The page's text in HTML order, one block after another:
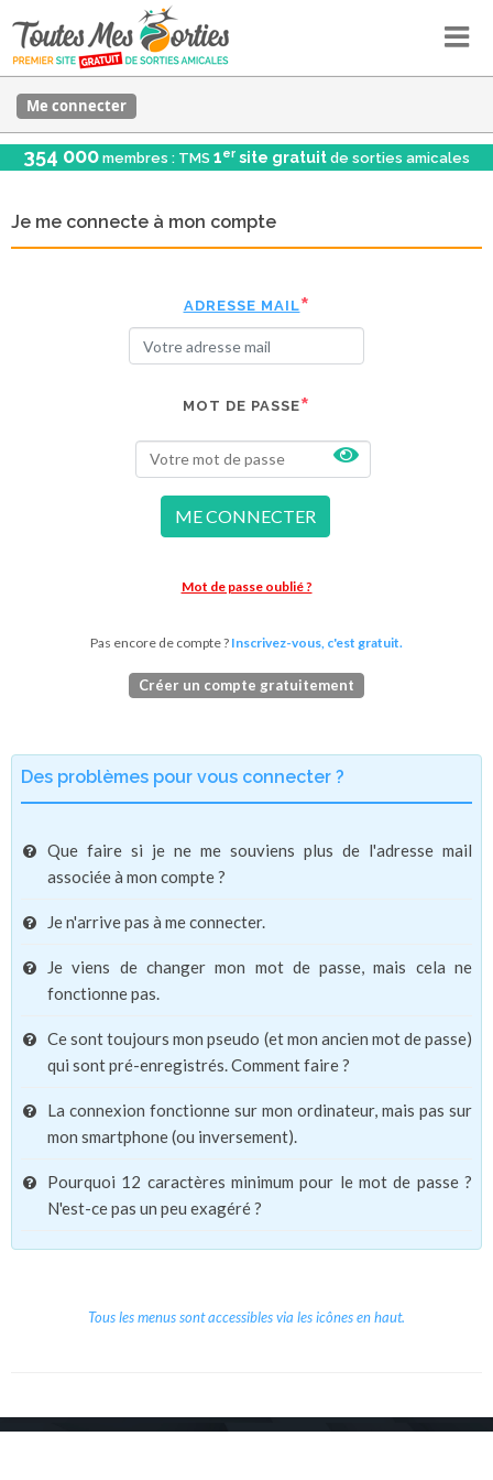
Me connecter
354 000 membres : TMS 1er site gratuit de sorties amicales
Je me connecte à mon compte
ADRESSE MAIL
MOT DE PASSE
ME CONNECTER
Mot de passe oublié ?
Pas encore de compte ? Inscrivez-vous, c'est gratuit.
Créer un compte gratuitement
Des problèmes pour vous connecter ?
Que faire si je ne me souviens plus de l'adresse mail
associée à mon compte ?
Je n'arrive pas à me connecter.
Je viens de changer mon mot de passe, mais cela ne
fonctionne pas.
Ce sont toujours mon pseudo (et mon ancien mot de passe)
qui sont pré-enregistrés. Comment faire ?
La connexion fonctionne sur mon ordinateur, mais pas sur
mon smartphone (ou inversement).
Pourquoi 12 caractères minimum pour le mot de passe ?
N'est-ce pas un peu exagéré ?
Tous les menus sont accessibles via les icônes en haut.